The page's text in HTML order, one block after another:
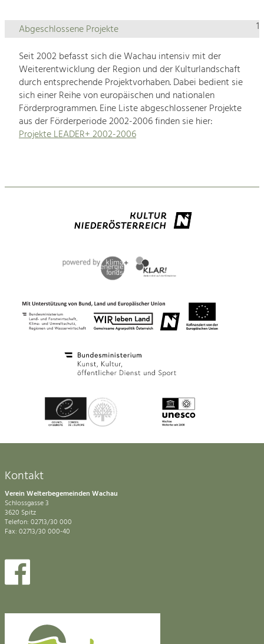
1
Abgeschlossene Projekte
Seit 2002 befasst sich die Wachau intensiv mit der
Weiterentwicklung der Region und der Kulturlandschaft
durch entsprechende Projektvorhaben. Dabei bedient sie
sich einer Reihe von europäischen und nationalen
Förderprogrammen. Eine Liste abgeschlossener Projekte
aus der Förderperiode 2002-2006 finden sie hier:
Projekte LEADER+ 2002-2006
Kontakt
Verein Welterbegemeinden Wachau
Schlossgasse 3
3620 Spitz
Telefon: 02713/30 000
Fax: 02713/30 000-40